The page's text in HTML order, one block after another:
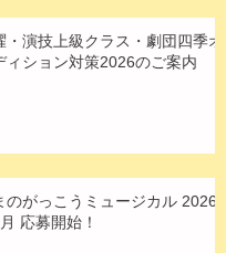
・演技上級クラス・劇団四季オ
ィション対策2026のご案内
のがっこうミュージカル 2026
応募開始！